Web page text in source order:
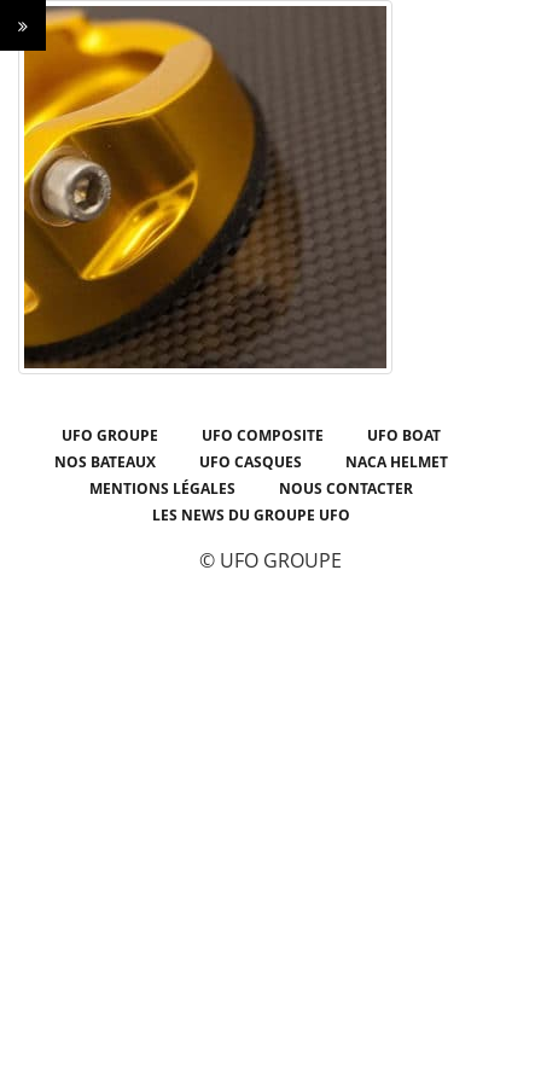
UFO GROUPE UFO COMPOSITE
UFO BOAT
NOS BATEAUX
UFO CASQUES
NACA HELMET
MENTIONS LÉGALES
NOUS CONTACTER
LES NEWS DU GROUPE UFO
© UFO GROUPE